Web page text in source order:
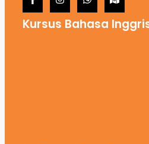
Kursus Bahasa